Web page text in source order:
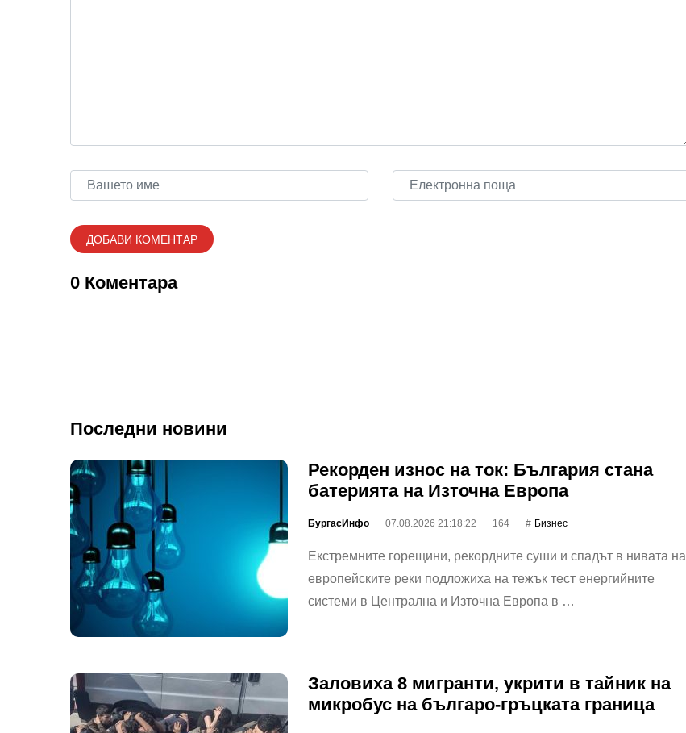
0 Коментара
Последни новини
Рекорден износ на ток: България стана
батерията на Източна Европа
БургасИнфо 07.08.2026 21:18:22 164 Бизнес
Екстремните горещини, рекордните суши и спадът в нивата на
европейските реки подложиха на тежък тест енергийните
системи в Централна и Източна Европа в …
Заловиха 8 мигранти, укрити в тайник на
микробус на българо-гръцката граница